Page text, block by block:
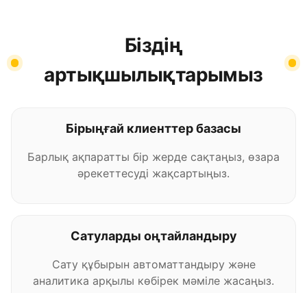
Біздің
артықшылықтарымыз
Бірыңғай клиенттер базасы
Барлық ақпаратты бір жерде сақтаңыз, өзара
әрекеттесуді жақсартыңыз.
Сатуларды оңтайландыру
Сату құбырын автоматтандыру және
аналитика арқылы көбірек мәміле жасаңыз.